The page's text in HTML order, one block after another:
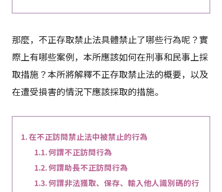
那麼，不正存取禁止法具體禁止了哪些行為呢？實
際上有哪些案例，本所應該如何在刑事和民事上採
取措施？本所將解釋不正存取禁止法的概要，以及
在遭受損害的情況下應該採取的措施。
在不正訪問禁止法中被禁止的行為
何謂不正訪問行為
何謂助長不正訪問行為
何謂非法獲取、保存、輸入他人識別碼的行